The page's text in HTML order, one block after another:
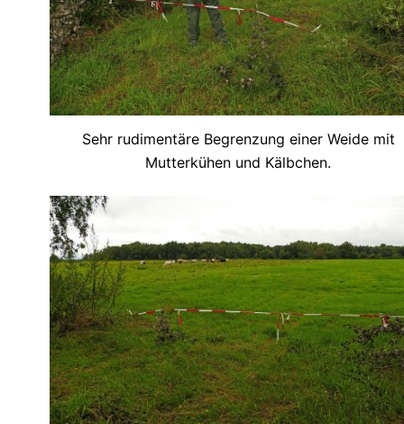
Sehr rudimentäre Begrenzung einer Weide mit
Mutterkühen und Kälbchen.